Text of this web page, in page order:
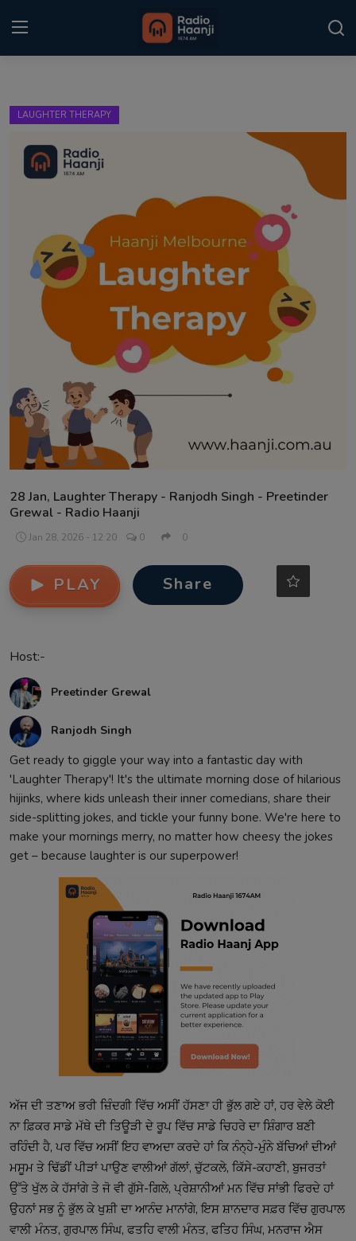
Punjabi Podcast
Gallery
Sponsors
Matrimonial
LAUGHTER THERAPY
28 Jan, Laughter Therapy - Ranjodh Singh - Preetinder
Grewal - Radio Haanji
Jan 28, 2026 - 12:20 0 0
PLAY Share
Host:-
Preetinder Grewal
Ranjodh Singh
Get ready to giggle your way into a fantastic day with
'Laughter Therapy'! It's the ultimate morning dose of hilarious
hijinks, where kids unleash their inner comedians, share their
side-splitting jokes, and tickle your funny bone. We're here to
make your mornings merry, no matter how cheesy the jokes
get – because laughter is our superpower!
ਅੱਜ ਦੀ ਤਣਾਅ ਭਰੀ ਜ਼ਿੰਦਗੀ ਵਿੱਚ ਅਸੀਂ ਹੱਸਣਾ ਹੀ ਭੁੱਲ ਗਏ ਹਾਂ, ਹਰ ਵੇਲੇ ਕੋਈ
ਨਾ ਫ਼ਿਕਰ ਸਾਡੇ ਮੱਥੇ ਦੀ ਤਿਊੜੀ ਦੇ ਰੂਪ ਵਿੱਚ ਸਾਡੇ ਚਿਹਰੇ ਦਾ ਸ਼ਿੰਗਾਰ ਬਣੀ
ਰਹਿੰਦੀ ਹੈ, ਪਰ ਵਿੱਚ ਅਸੀਂ ਇਹ ਵਾਅਦਾ ਕਰਦੇ ਹਾਂ ਕਿ ਨੰਨ੍ਹੇ-ਮੁੰਨੇ ਬੱਚਿਆਂ ਦੀਆਂ
ਮਸੂਮ ਤੇ ਢਿੱਡੀਂ ਪੀੜਾਂ ਪਾਉਣ ਵਾਲੀਆਂ ਗੱਲਾਂ, ਚੁੱਟਕਲੇ, ਕਿੱਸੇ-ਕਹਾਣੀ, ਬੁਜਰਤਾਂ
ਉੱਤੇ ਖੁੱਲ ਕੇ ਹੱਸਾਂਗੇ ਤੇ ਜੋ ਵੀ ਗੁੱਸੇ-ਗਿਲੇ, ਪ੍ਰੇਸ਼ਾਨੀਆਂ ਮਨ ਵਿੱਚ ਸਾਂਭੀ ਫਿਰਦੇ ਹਾਂ
ਉਹਨਾਂ ਸਭ ਨੂੰ ਭੁੱਲ ਕੇ ਖੁਸ਼ੀ ਦਾ ਆਨੰਦ ਮਾਨਾਂਗੇ, ਇਸ ਸ਼ਾਨਦਾਰ ਸਫ਼ਰ ਵਿੱਚ ਗੁਰਪਾਲ
ਵਾਲੀ ਮੰਨਤ, ਗੁਰਪਾਲ ਸਿੰਘ, ਫਤਹਿ ਵਾਲੀ ਮੰਨਤ, ਫਤਿਹ ਸਿੰਘ, ਮਨਰਾਜ ਐਸ